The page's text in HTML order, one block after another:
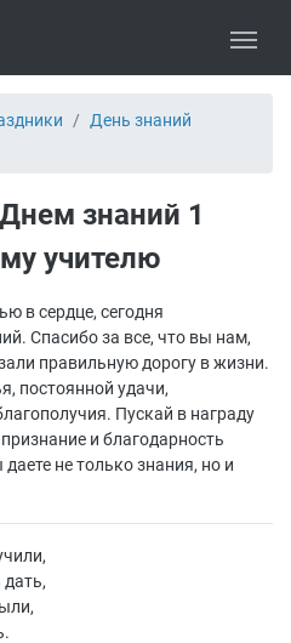
День знаний
знаний 1
учителю
в сердце, сегодня
Спасибо за все, что вы нам,
правильную дорогу в жизни.
постоянной удачи,
Пускай в награду
и благодарность
не только знания, но и
дать,